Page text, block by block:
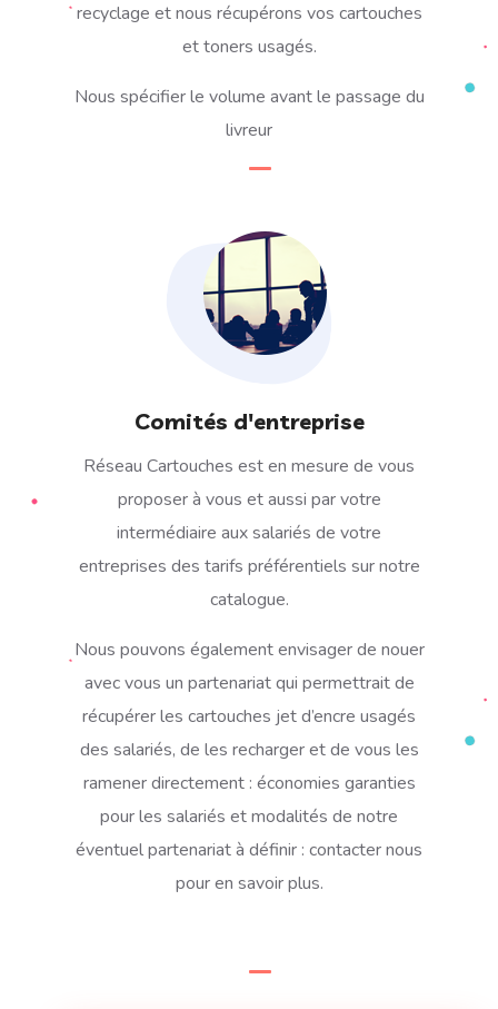
recyclage etnous récupérons vos cartouches
et toners usagés.
Nous spécifier le volume avant le passage du
livreur
Comités d'entreprise
Réseau Cartouches est en mesure de vous
proposer à vous et aussi par votre
intermédiaire aux salariés de votre
entreprises des tarifs préférentiels sur notre
catalogue.
Nous pouvons également envisager de nouer
avec vous un partenariat qui permettrait de
récupérer les cartouches jet d’encre usagés
des salariés, de les recharger et de vous les
ramener directement : économies garanties
pour les salariés et modalités de notre
éventuel partenariat à définir : contacter nous
pour en savoir plus.